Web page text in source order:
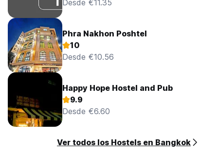
Desde €11.35
Phra Nakhon Poshtel
10
Desde €10.56
Happy Hope Hostel and Pub
9.9
Desde €6.60
Ver todos los Hostels en Bangkok